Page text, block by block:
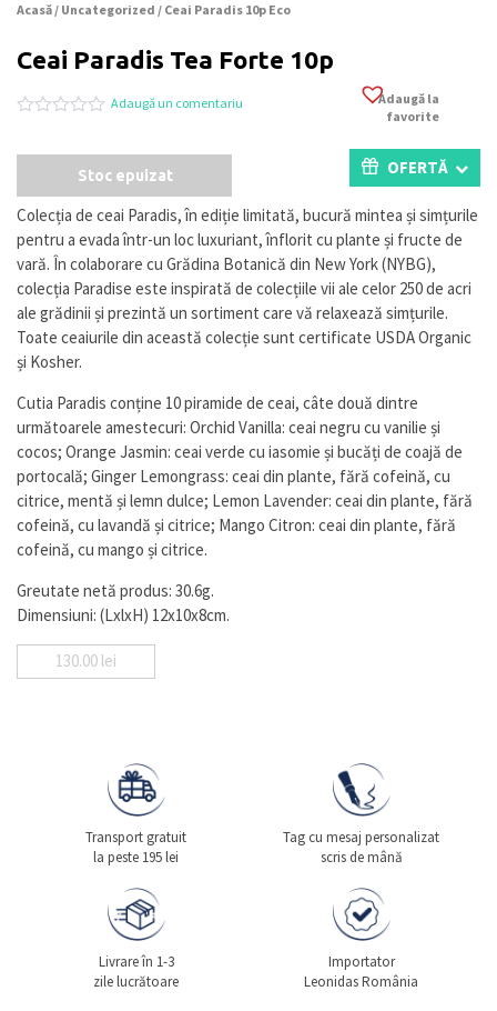
Acasă/ Uncategorized / Ceai Paradis 10p Eco
Ceai Paradis Tea Forte 10p
5
pe
a
evaluări
la
clienți
Adaugă un comentariu
Adaugă la
favorite
Stoc epuizat OFERTĂ
Colecția de ceai Paradis, în ediție limitată, bucură mintea și simțurile
pentru a evada într-un loc luxuriant, înflorit cu plante și fructe de
vară. În colaborare cu Grădina Botanică din New York (NYBG),
colecția Paradise este inspirată de colecțiile vii ale celor 250 de acri
ale grădinii și prezintă un sortiment care vă relaxează simțurile.
Toate ceaiurile din această colecție sunt certificate USDA Organic
și Kosher.
Cutia Paradis conține 10 piramide de ceai, câte două dintre
următoarele amestecuri: Orchid Vanilla: ceai negru cu vanilie și
cocos; Orange Jasmin: ceai verde cu iasomie și bucăți de coajă de
portocală; Ginger Lemongrass: ceai din plante, fără cofeină, cu
citrice, mentă și lemn dulce; Lemon Lavender: ceai din plante, fără
cofeină, cu lavandă și citrice; Mango Citron: ceai din plante, fără
cofeină, cu mango și citrice.
Greutate netă produs: 30.6g.
Dimensiuni: (LxlxH) 12x10x8cm.
130.00 lei
Transport gratuit
la peste 195 lei
Tag cu mesaj personalizat
scris de mână
Livrare în 1-3
zile lucrătoare
Importator
Leonidas România